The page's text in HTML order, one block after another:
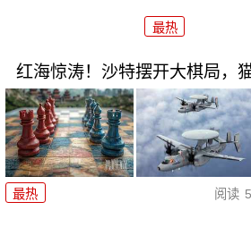
最热
红海惊涛！沙特摆开大棋局，
最热 阅读